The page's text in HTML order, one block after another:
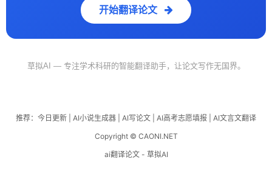
开始翻译论文
草拟AI — 专注学术科研的智能翻译助手，让论文写作无国界。
推荐： 今日更新 AI小说生成器 AI写论文 AI高考志愿填报
AI文言文翻译
Copyright © CAONI.NET
ai翻译论文 - 草拟AI